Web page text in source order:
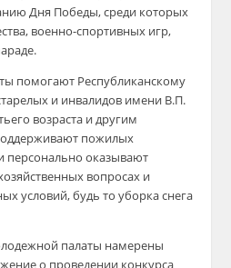
Дня Победы, среди которых
военно-спортивных игр,
помогают Республиканскому
и инвалидов имени В.П.
возраста и другим
пожилых
персонально оказывают
вопросах и
условий, будь то уборка снега
палаты намерены
о проведении конкурса